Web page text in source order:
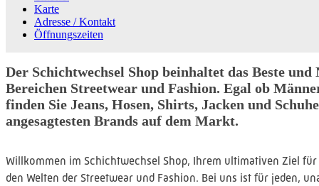
Karte
Adresse / Kontakt
Öffnungszeiten
Der Schichtwechsel Shop beinhaltet das Beste und
Bereichen Streetwear und Fashion. Egal ob
finden Sie Jeans, Hosen, Shirts, Jacken und
angesagtesten Brands auf dem Markt.
Willkommen im Schichtwechsel Shop, Ihrem ultimativen Ziel für
den Welten der Streetwear und Fashion. Bei uns ist für jeden,